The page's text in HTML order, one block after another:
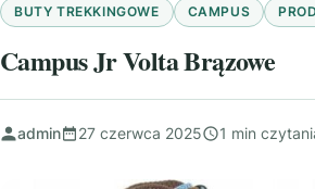
BUTY TREKKINGOWE CAMPUS
Campus Jr Volta Brązowe
admin 27 czerwca 2025 1 min